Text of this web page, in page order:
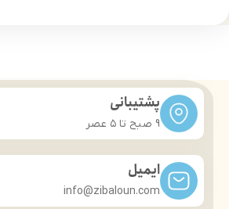
پشتیبانی
9 صبح تا ۵ عصر
ایمیل
info@zibaloun.com